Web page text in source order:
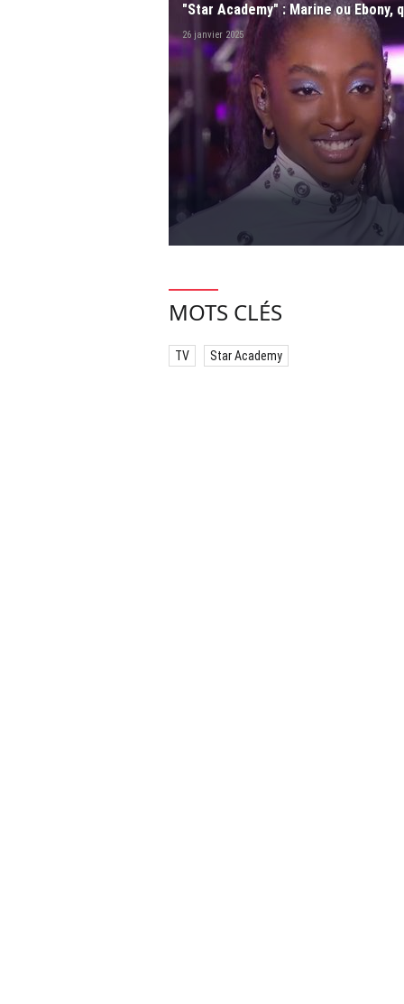
"Star Academy" : Marine ou
26 janvier 2025
MOTS CLÉS
TV Star Academy